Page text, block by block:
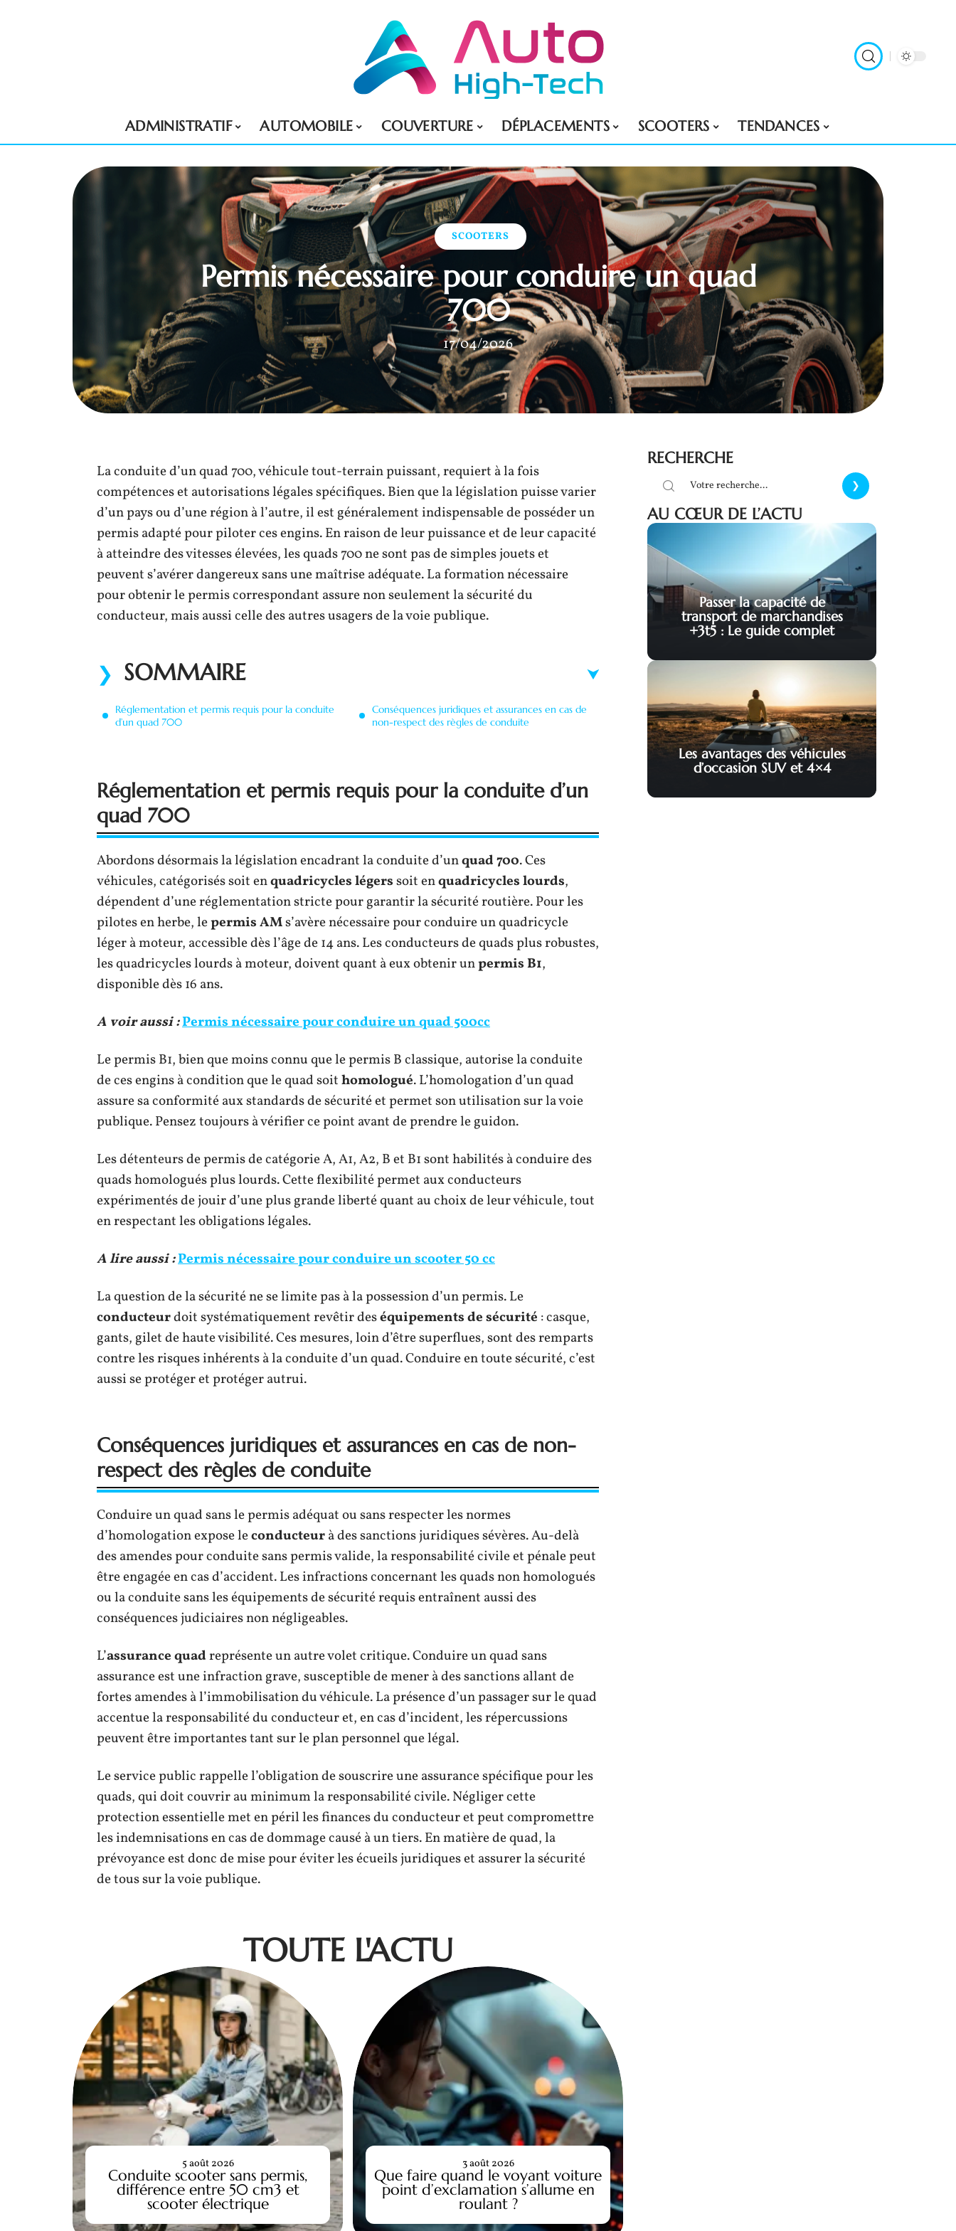
ADMINISTRATIF AUTOMOBILE COUVERTURE DÉPLACEMENTS SCOOTERS TENDANCES
SCOOTERS
Permis nécessaire pour conduire un quad
700
17/04/2026
La conduite d’un quad 700, véhicule tout-terrain puissant, requiert à la fois
compétences et autorisations légales spécifiques. Bien que la législation puisse varier
d’un pays ou d’une région à l’autre, il est généralement indispensable de posséder un
permis adapté pour piloter ces engins. En raison de leur puissance et de leur capacité
à atteindre des vitesses élevées, les quads 700 ne sont pas de simples jouets et
peuvent s’avérer dangereux sans une maîtrise adéquate. La formation nécessaire
pour obtenir le permis correspondant assure non seulement la sécurité du
conducteur, mais aussi celle des autres usagers de la voie publique.
SOMMAIRE
Réglementation et permis requis pour la conduite
d’un quad 700
Conséquences juridiques et assurances en cas de
non-respect des règles de conduite
Réglementation et permis requis pour la conduite d’un
quad 700
Abordons désormais la législation encadrant la conduite d’unquad 700. Ces
véhicules, catégorisés soit enquadricycles légerssoit enquadricycles lourds,
dépendent d’une réglementation stricte pour garantir la sécurité routière. Pour les
pilotes en herbe, lepermis AMs’avère nécessaire pour conduire un quadricycle
léger à moteur, accessible dès l’âge de 14 ans. Les conducteurs de quads plus robustes,
les quadricycles lourds à moteur, doivent quant à eux obtenir unpermis B1,
disponible dès 16 ans.
A voir aussi :Permis nécessaire pour conduire un quad 500cc
Le permis B1, bien que moins connu que le permis B classique, autorise la conduite
de ces engins à condition que le quad soithomologué. L’homologation d’un quad
assure sa conformité aux standards de sécurité et permet son utilisation sur la voie
publique. Pensez toujours à vérifier ce point avant de prendre le guidon.
Les détenteurs de permis de catégorie A, A1, A2, B et B1 sont habilités à conduire des
quads homologués plus lourds. Cette flexibilité permet aux conducteurs
expérimentés de jouir d’une plus grande liberté quant au choix de leur véhicule, tout
en respectant les obligations légales.
A lire aussi :Permis nécessaire pour conduire un scooter 50 cc
La question de la sécurité ne se limite pas à la possession d’un permis. Le
conducteurdoit systématiquement revêtir deséquipements de sécurité : casque,
gants, gilet de haute visibilité. Ces mesures, loin d’être superflues, sont des remparts
contre les risques inhérents à la conduite d’un quad. Conduire en toute sécurité, c’est
aussi se protéger et protéger autrui.
Conséquences juridiques et assurances en cas de non-
respect des règles de conduite
Conduire un quad sans le permis adéquat ou sans respecter les normes
d’homologation expose leconducteurà des sanctions juridiques sévères. Au-delà
des amendes pour conduite sans permis valide, la responsabilité civile et pénale peut
être engagée en cas d’accident. Les infractions concernant les quads non homologués
ou la conduite sans les équipements de sécurité requis entraînent aussi des
conséquences judiciaires non négligeables.
L’assurance quadreprésente un autre volet critique. Conduire un quad sans
assurance est une infraction grave, susceptible de mener à des sanctions allant de
fortes amendes à l’immobilisation du véhicule. La présence d’un passager sur le quad
accentue la responsabilité du conducteur et, en cas d’incident, les répercussions
peuvent être importantes tant sur le plan personnel que légal.
Le service public rappelle l’obligation de souscrire une assurance spécifique pour les
quads, qui doit couvrir au minimum la responsabilité civile. Négliger cette
protection essentielle met en péril les finances du conducteur et peut compromettre
les indemnisations en cas de dommage causé à un tiers. En matière de quad, la
prévoyance est donc de mise pour éviter les écueils juridiques et assurer la sécurité
de tous sur la voie publique.
TOUTE L'ACTU
Conduite scooter sans permis,
différence entre 50 cm3 et
scooter électrique
5 août 2026
Que faire quand le voyant voiture
point d’exclamation s’allume en
roulant ?
3 août 2026
RECHERCHE
AU CŒUR DE L’ACTU
Passer la capacité de
transport de marchandises
+3t5 : Le guide complet
Les avantages des véhicules
d’occasion SUV et 4×4